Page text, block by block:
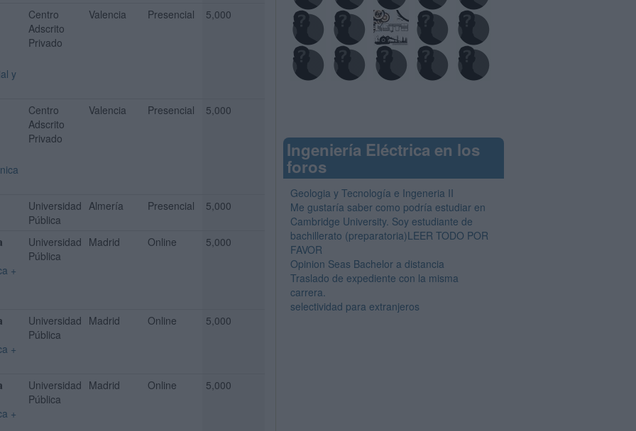
y
Centro
Adscrito
Privado
Valencia Presencial 5,000
Centro
Adscrito
Privado
Valencia Presencial 5,000
Universidad
Pública
Almería Presencial 5,000
+
Universidad
Pública
Madrid Online 5,000
+
Universidad
Pública
Madrid Online 5,000
+
Universidad
Pública
Madrid Online 5,000
Ingeniería Eléctrica en los
foros
Geologia y Tecnología e Ingeneria II
Me gustaría saber como podría estudiar en
Cambridge University. Soy estudiante de
bachillerato (preparatoria)LEER TODO POR
FAVOR
Opinion Seas Bachelor a distancia
Traslado de expediente con la misma
carrera.
selectividad para extranjeros